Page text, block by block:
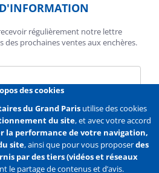
régulièrement notre lettre
des prochaines ventes aux enchères.
communications de la Chambre des
de Paris.
savoir plus
S'abonner
des cookies
du Grand Parisutilise des cookies
du site, et avec votre accord
la performance de votre navigation,
site, ainsi que pour vous proposerdes
par des tiers (vidéos et réseaux
le partage de contenus et d’avis.